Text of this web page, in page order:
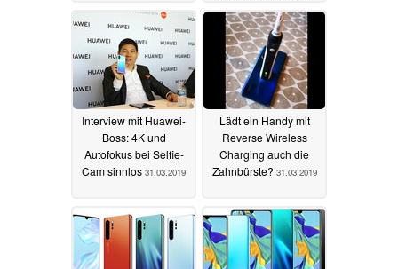
31.03.2019
Interview mit Huawei-
Boss: 4K und
Autofokus bei Selfie-
Cam sinnlos 31.03.2019
Lädt ein Handy mit
Reverse Wireless
Charging auch die
Zahnbürste? 31.03.2019